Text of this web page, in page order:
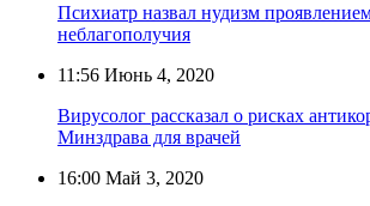
Психиатр назвал нудизм
неблагополучия
11:56 Июнь 4, 2020
Вирусолог рассказал о рисках
Минздрава для врачей
16:00 Май 3, 2020